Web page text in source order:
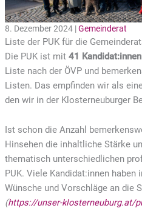
8. Dezember 2024 |Gemeinderat
Liste der PUK für die
Die PUK ist mit 41 Kandidat:innen
Liste nach der ÖVP und
Listen. Das empfinden wir als
den wir in der Klosterneuburger
Ist schon die Anzahl
Hinsehen die inhaltliche Stärke
thematisch unterschiedlichen
PUK. Viele Kandidat:innen
Wünsche und Vorschläge an die
(https://unser-klosterneuburg.at/